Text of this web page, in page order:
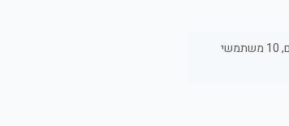
תמיכה בזיהוי תנועה להתראה באפליקציה2 ממסרים תמיכה ב 2 דלתות, 4 מסכים, 10 משתמשי